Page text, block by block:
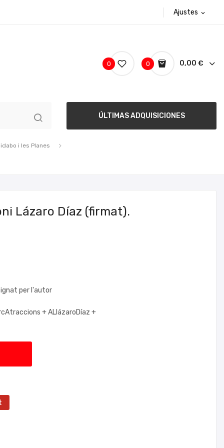
Ajustes expand_more
0 0,00 €
0
ÚLTIMAS ADQUISICIONES
i les Planes
Lázaro Díaz (firmat).
per l'autor
+ALlázaroDíaz +